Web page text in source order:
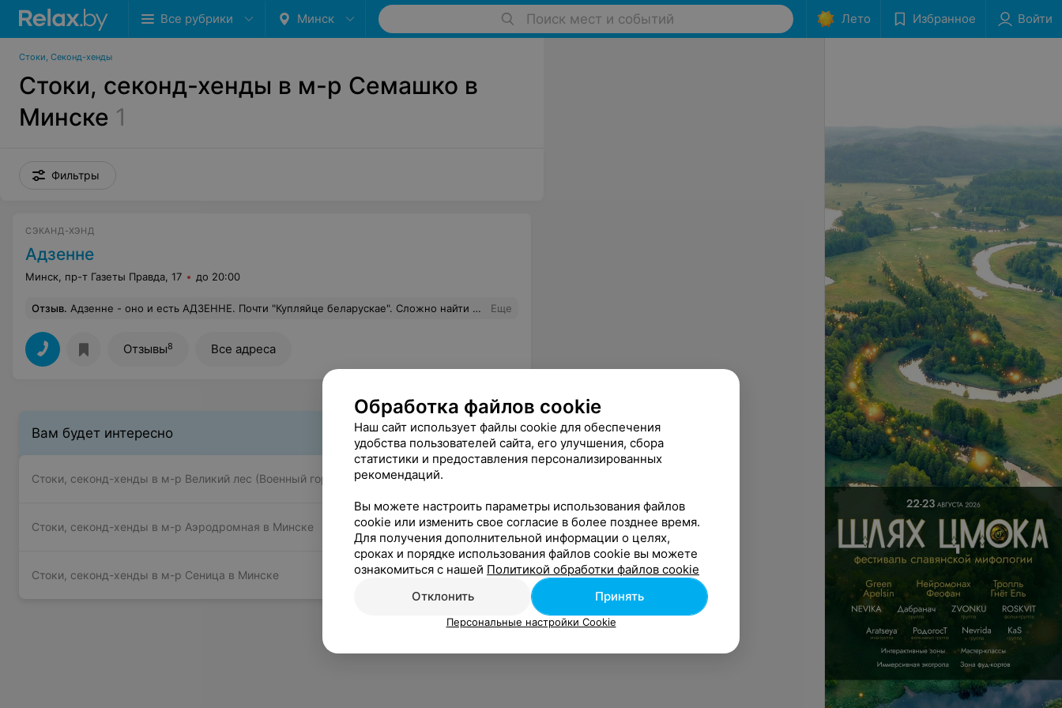
Все рубрики Минск Поиск мест и событий Лето Избранное Войти
Стоки, Секонд-хенды
Стоки, секонд-хенды в м-р Семашко в
Минске 1
Фильтры
СЭКАНД-ХЭНД
Адзенне
Минск, пр-т Газеты Правда, 17 до 20:00
Отзыв. Адзенне - оно и есть АДЗЕННЕ. Почти "Купляйце беларускае". Сложно найти модную, яркую эксклюзивную вещь. Еще
Отзывы8 Все адреса
Вам будет интересно
Стоки, секонд-хенды в м-р Великий лес (Военный городок) в Минске
Стоки, секонд-хенды в м-р Аэродромная в Минске
Стоки, секонд-хенды в м-р Сеница в Минске
Обработка файлов cookie
Наш сайт использует файлы cookie для обеспечения
удобства пользователей сайта, его улучшения, сбора
статистики и предоставления персонализированных
рекомендаций.
Вы можете настроить параметры использования файлов
cookie или изменить свое согласие в более позднее время.
Для получения дополнительной информации о целях,
сроках и порядке использования файлов cookie вы можете
ознакомиться с нашей Политикой обработки файлов cookie
Отклонить
Принять
Персональные настройки Cookie